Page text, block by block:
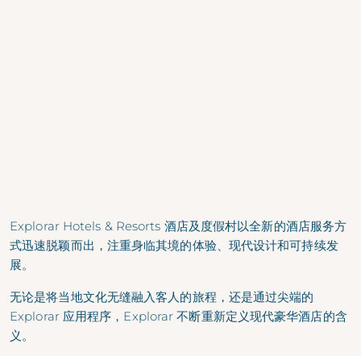
Explorar Hotels & Resorts 酒店及度假村以全新的酒店服务方
式迅速脱颖而出，注重身临其境的体验、现代设计和可持续发
展。
无论是将当地文化无缝融入客人的旅程，还是通过尖端的
Explorar 应用程序，Explorar 不断重新定义现代豪华酒店的含
义。